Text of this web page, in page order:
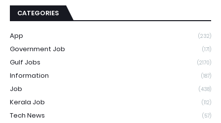
CATEGORIES
App (232)
Government Job (171)
Gulf Jobs (2170)
Information (187)
Job (438)
Kerala Job (112)
Tech News (57)